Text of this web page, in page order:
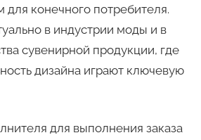
для конечного потребителя.
в индустрии моды и в
сувенирной продукции, где
дизайна играют ключевую
для выполнения заказа